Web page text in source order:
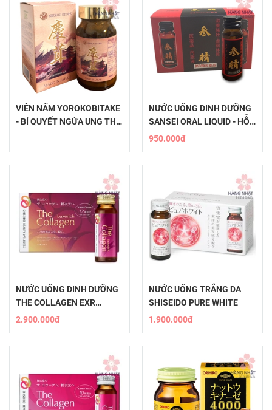
VIÊN NẤM YOROKOBITAKE
- BÍ QUYẾT NGỪA UNG THƯ
NƯỚC UỐNG DINH DƯỠNG
SANSEI ORAL LIQUID - HỖ
TRỢ SỨC KHỎE TOÀN DIỆN
950.000đ
NƯỚC UỐNG DINH DƯỠNG
THE COLLAGEN EXR
SHISEIDO
2.900.000đ
NƯỚC UỐNG TRẮNG DA
SHISEIDO PURE WHITE
1.900.000đ